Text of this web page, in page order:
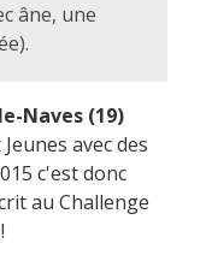
âne, une
Naves (19)
avec des
c'est donc
au Challenge